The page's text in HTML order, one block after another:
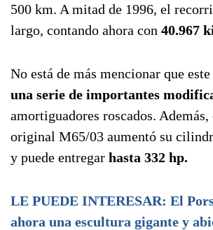
500 km. A mitad de 1996, el
largo, contando ahora con 40.967
No está de más mencionar que
una serie de importantes
amortiguadores roscados.
original M65/03 aumentó su
y puede entregar hasta 332 hp.
LE PUEDE INTERESAR: El
ahora una escultura gigante y